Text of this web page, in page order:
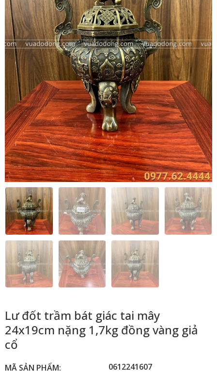
Lư đốt trầm bát giác tai mây
24x19cm nặng 1,7kg đồng vàng giả
cổ
MÃ SẢN PHẨM: 0612241607